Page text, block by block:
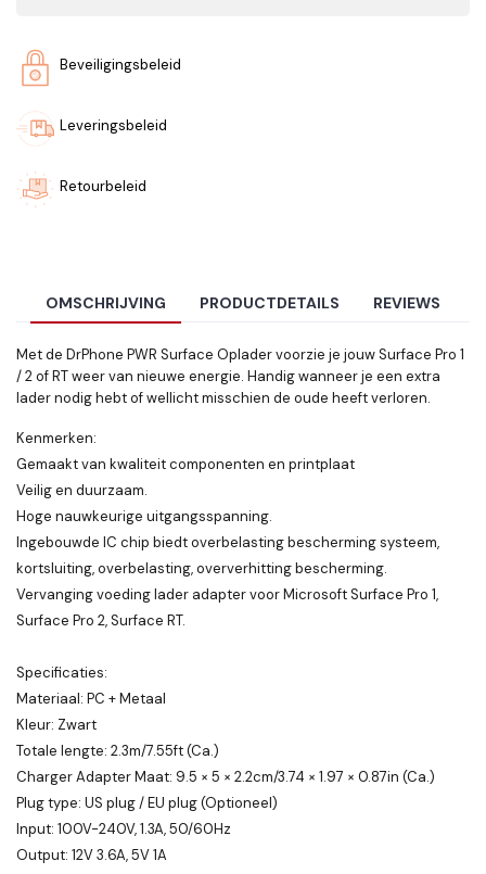
Beveiligingsbeleid
Leveringsbeleid
Retourbeleid
OMSCHRIJVING PRODUCTDETAILS REVIEWS
Met de DrPhone PWR Surface Oplader voorzie je jouw Surface Pro 1
/ 2 of RT weer van nieuwe energie. Handig wanneer je een extra
lader nodig hebt of wellicht misschien de oude heeft verloren.
Kenmerken:
Gemaakt van kwaliteit componenten en printplaat
Veilig en duurzaam.
Hoge nauwkeurige uitgangsspanning.
Ingebouwde IC chip biedt overbelasting bescherming systeem,
kortsluiting, overbelasting, oververhitting bescherming.
Vervanging voeding lader adapter voor Microsoft Surface Pro 1,
Surface Pro 2, Surface RT.
Specificaties:
Materiaal: PC + Metaal
Kleur: Zwart
Totale lengte: 2.3m/7.55ft (Ca.)
Charger Adapter Maat: 9.5 × 5 × 2.2cm/3.74 × 1.97 × 0.87in (Ca.)
Plug type: US plug / EU plug (Optioneel)
Input: 100V-240V, 1.3A, 50/60Hz
Output: 12V 3.6A, 5V 1A